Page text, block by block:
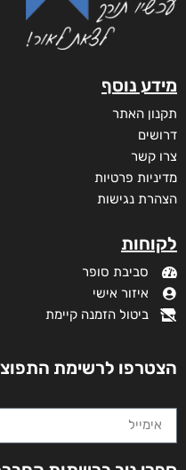
מידע נוסף
תקנון האתר
דרושים
צרו קשר
מדיניות פרטיות
הצהרת נגישות
לקוחות
סביבת סופר
איזור אישי
ביטול הזמנה קיימת
הצטרפו לרשימת